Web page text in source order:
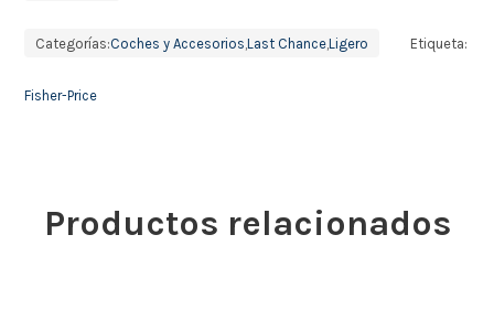
Categorías:Coches y Accesorios ,Last Chance,Ligero Etiqueta:
Fisher-Price
Productos relacionados